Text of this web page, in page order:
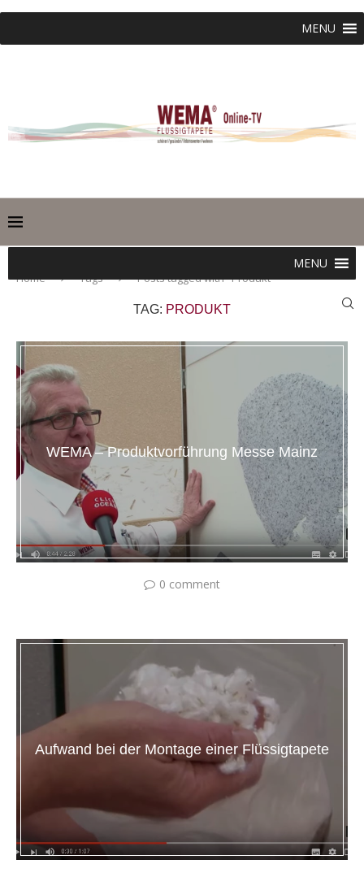
MENU
MENU
Home Tags Posts tagged with "Produkt"
TAG: PRODUKT
WEMA – Produktvorführung Messe Mainz
0 comment
Aufwand bei der Montage einer Flüssigtapete